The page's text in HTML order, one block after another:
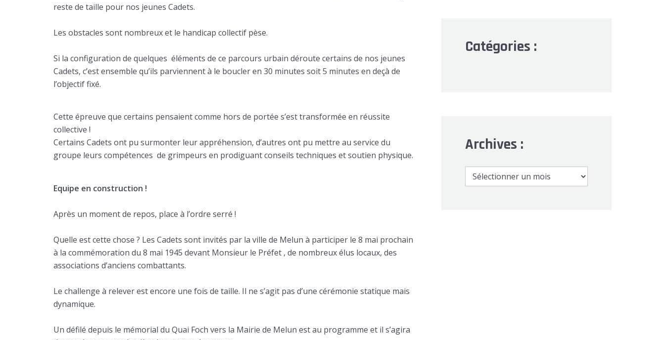
reste de taille pour nos jeunes Cadets.
Les obstacles sont nombreux et le handicap collectif pèse.
Si la configuration de quelques éléments de ce parcours urbain déroute certains de nos jeunes
Cadets, c’est ensemble qu’ils parviennent à le boucler en 30 minutes soit 5 minutes en deçà de
l’objectif fixé.
Cette épreuve que certains pensaient comme hors de portée s’est transformée en réussite
collective !
Certains Cadets ont pu surmonter leur appréhension, d’autres ont pu mettre au service du
groupe leurs compétences de grimpeurs en prodiguant conseils techniques et soutien physique.
Equipe en construction !
Après un moment de repos, place à l’ordre serré !
Quelle est cette chose ? Les Cadets sont invités par la ville de Melun à participer le 8 mai prochain
à la commémoration du 8 mai 1945 devant Monsieur le Préfet , de nombreux élus locaux, des
associations d’anciens combattants.
Le challenge à relever est encore une fois de taille. Il ne s’agit pas d’une cérémonie statique mais
dynamique.
Un défilé depuis le mémorial du Quai Foch vers la Mairie de Melun est au programme et il s’agira
Catégories :
Archives :
Archives